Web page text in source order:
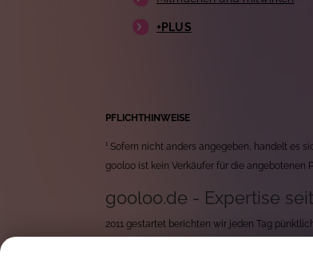
+PLUS
PFLICHTHINWEISE
¹ Sofern nicht anders angegeben, handelt es
gooloo ist kein Verkäufer für die angebotenen
gooloo.de - Expertise seit
2011 gestartet berichten wir jeden Tag